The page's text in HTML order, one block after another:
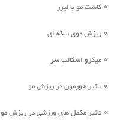
» کاشت مو با لیزر
» ریزش موی سکه ای
» میکرو اسکالپ سر
» تاثیر هورمون در ریزش مو
» تاثیر مکمل های ورزشی در ریزش مو